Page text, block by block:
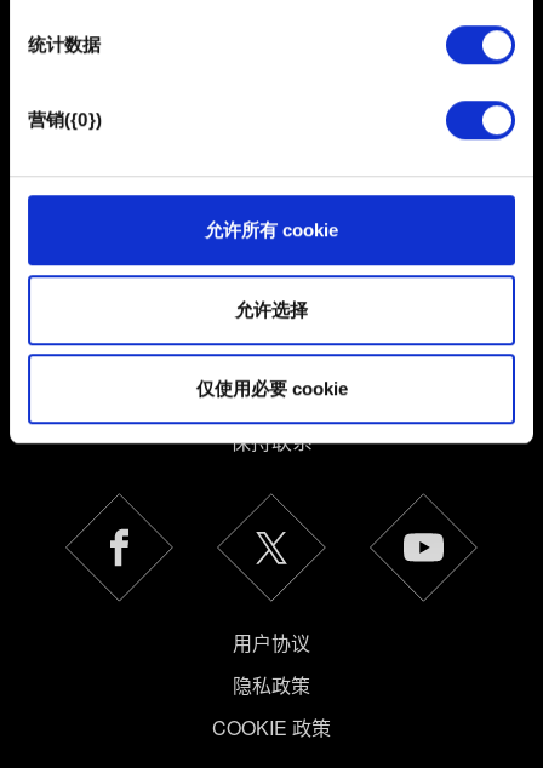
馈，以便网站将更好地服务于您。例如帮助我们在社交媒
也可能与我们的合作伙伴分享我们的 Cookie 片段。但是，
使用所有这些非强制性的 Cookie 都需要提前获取您的许
您可以在下面的"设置"菜单中找到有关我们使用 Cookie 的
其中的内容并准备好继续，请点击"确定"。
统计数据
营销({0})
允许所有 cookie
允许选择
仅使用必要 cookie
需要帮助？
简体中文
保持联系
用户协议
隐私政策
COOKIE 政策